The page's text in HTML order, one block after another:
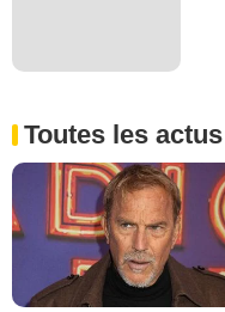
Toutes les